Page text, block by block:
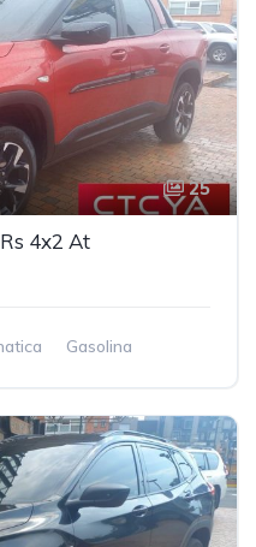
25
4x2 At
Gasolina